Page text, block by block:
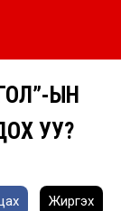
ЫН
УУ?
Жиргэх